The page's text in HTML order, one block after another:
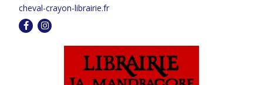
cheval-crayon-librairie.fr